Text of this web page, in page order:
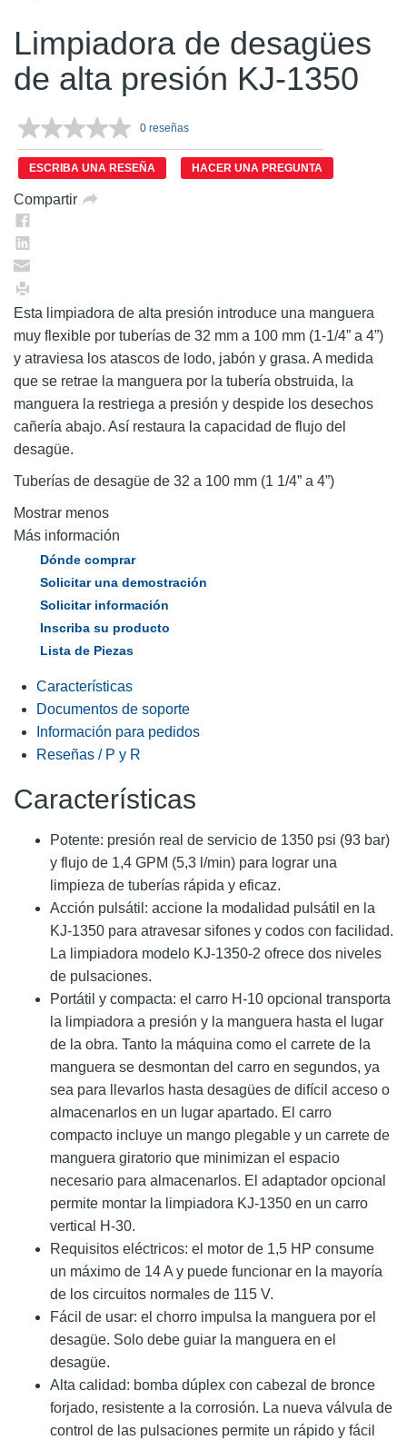
Limpiadora de desagües
de alta presión KJ-1350
Sin
puntuación.
Enlace
en
0 reseñas
ESCRIBA UNA RESEÑA HACER UNA PREGUNTA
Compartir
Esta limpiadora de alta presión introduce una manguera
muy flexible por tuberías de 32 mm a 100 mm (1-1/4” a 4”)
y atraviesa los atascos de lodo, jabón y grasa. A medida
que se retrae la manguera por la tubería obstruida, la
manguera la restriega a presión y despide los desechos
cañería abajo. Así restaura la capacidad de flujo del
desagüe.
Tuberías de desagüe de 32 a 100 mm (1 1/4” a 4”)
Mostrar menos
Más información
Dónde comprar
Solicitar una demostración
Solicitar información
Inscriba su producto
Lista de Piezas
Características
Documentos de soporte
Información para pedidos
Reseñas / P y R
Características
Potente: presión real de servicio de 1350 psi (93 bar)
y flujo de 1,4 GPM (5,3 l/min) para lograr una
limpieza de tuberías rápida y eficaz.
Acción pulsátil: accione la modalidad pulsátil en la
KJ-1350 para atravesar sifones y codos con facilidad.
La limpiadora modelo KJ-1350-2 ofrece dos niveles
de pulsaciones.
Portátil y compacta: el carro H-10 opcional transporta
la limpiadora a presión y la manguera hasta el lugar
de la obra. Tanto la máquina como el carrete de la
manguera se desmontan del carro en segundos, ya
sea para llevarlos hasta desagües de difícil acceso o
almacenarlos en un lugar apartado. El carro
compacto incluye un mango plegable y un carrete de
manguera giratorio que minimizan el espacio
necesario para almacenarlos. El adaptador opcional
permite montar la limpiadora KJ-1350 en un carro
vertical H-30.
Requisitos eléctricos: el motor de 1,5 HP consume
un máximo de 14 A y puede funcionar en la mayoría
de los circuitos normales de 115 V.
Fácil de usar: el chorro impulsa la manguera por el
desagüe. Solo debe guiar la manguera en el
desagüe.
Alta calidad: bomba dúplex con cabezal de bronce
forjado, resistente a la corrosión. La nueva válvula de
control de las pulsaciones permite un rápido y fácil